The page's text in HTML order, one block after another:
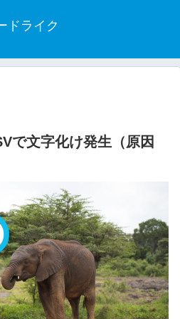
ドライク
で文字化け発生（原因